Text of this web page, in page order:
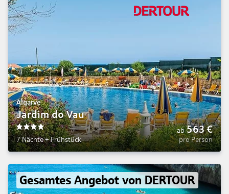
Algarve
Jardim do Vau
4
7 Nächte+Frühstück
ab 563€
pro Person
Gesamtes Angebot von DERTOUR